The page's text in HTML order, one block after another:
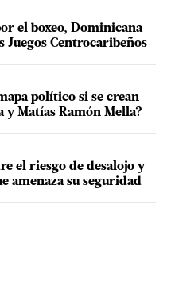
el boxeo, Dominicana
Juegos Centrocaribeños
político si se crean
y Matías Ramón Mella?
el riesgo de desalojo y
amenaza su seguridad